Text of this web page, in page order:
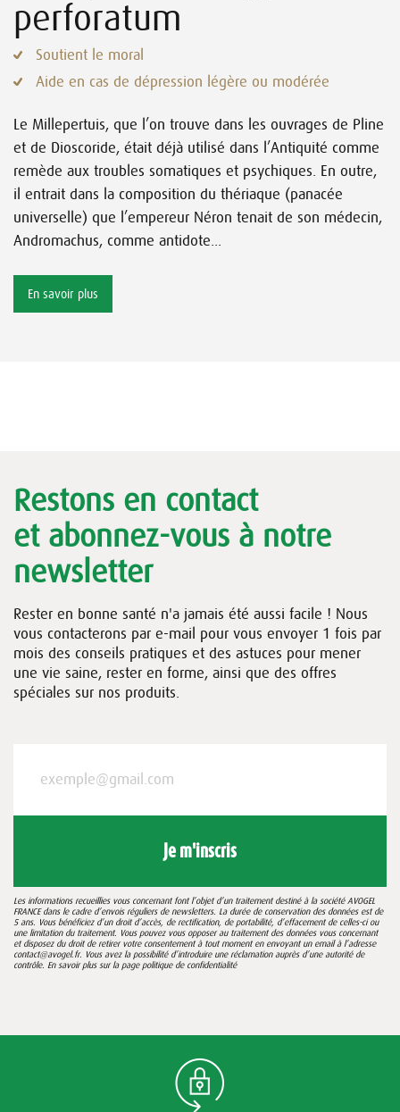
perforatum
Soutient le moral
Aide en cas de dépression légère ou modérée
Le Millepertuis, que l’on trouve dans les ouvrages de Pline
et de Dioscoride, était déjà utilisé dans l’Antiquité comme
remède aux troubles somatiques et psychiques. En outre,
il entrait dans la composition du thériaque (panacée
universelle) que l’empereur Néron tenait de son médecin,
Andromachus, comme antidote...
En savoir plus
Restons en contact
et abonnez-vous à notre
newsletter
Rester en bonne santé n'a jamais été aussi facile ! Nous
vous contacterons par e-mail pour vous envoyer 1 fois par
mois des conseils pratiques et des astuces pour mener
une vie saine, rester en forme, ainsi que des offres
spéciales sur nos produits.
Je m'inscris
Les informations recueillies vous concernant font l’objet d’un traitement destiné à la société AVOGEL
FRANCE dans le cadre d’envois réguliers de newsletters. La durée de conservation des données est de
5 ans. Vous bénéficiez d’un droit d’accès, de rectification, de portabilité, d’effacement de celles-ci ou
une limitation du traitement. Vous pouvez vous opposer au traitement des données vous concernant
et disposez du droit de retirer votre consentement à tout moment en envoyant un email à l’adresse
contact@avogel.fr. Vous avez la possibilité d’introduire une réclamation auprès d’une autorité de
contrôle. En savoir plus sur la page politique de confidentialité